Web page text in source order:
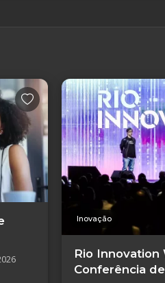
Inovação
Rio Innovation
Conferência